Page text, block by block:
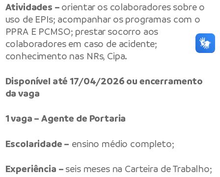
Atividades – orientar os colaboradores sobre o
uso de EPIs; acompanhar os programas com o
PPRA E PCMSO; prestar socorro aos
colaboradores em caso de acidente;
conhecimento nas NRs, Cipa.
Disponível até 17/04/2026 ou encerramento
da vaga
1 vaga – Agente de Portaria
Escolaridade – ensino médio completo;
Experiência – seis meses na Carteira de Trabalho;